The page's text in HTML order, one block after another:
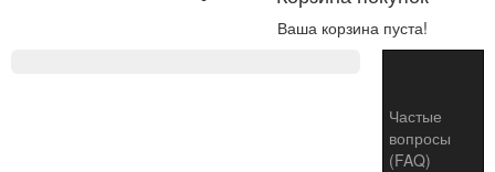
Ваша корзина пуста!
Частые
вопросы
(FAQ)